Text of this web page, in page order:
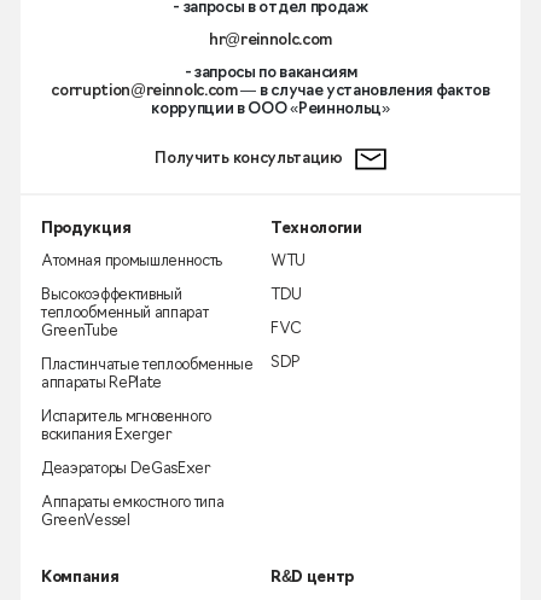
- запросы в отдел продаж
hr@reinnolc.com
- запросы по вакансиям
corruption@reinnolc.com— в случае установления фактов
коррупции в ООО «Реиннольц»
Получить консультацию
Продукция
Атомная промышленность
Высокоэффективный
теплообменный аппарат
GreenTube
Пластинчатые теплообменные
аппараты RePlate
Испаритель мгновенного
вскипания Exerger
Деаэраторы DeGasExer
Аппараты емкостного типа
GreenVessel
Технологии
WTU
TDU
FVC
SDP
Компания R&D центр